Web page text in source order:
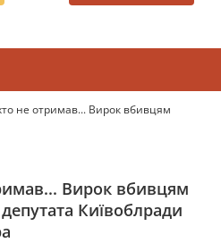
не отримав... Вирок вбивцям
Вирок вбивцям
Київоблради